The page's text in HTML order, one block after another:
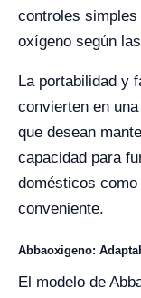
controles
oxígeno según
La portabilidad y
convierten en
que desean
capacidad para
domésticos
conveniente.
Abbaoxigeno:
El modelo de